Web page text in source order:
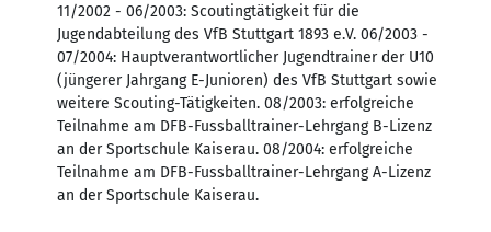
11/2002 - 06/2003: Scoutingtätigkeit für die
Jugendabteilung des VfB Stuttgart 1893 e.V. 06/2003 -
07/2004: Hauptverantwortlicher Jugendtrainer der U10
(jüngerer Jahrgang E-Junioren) des VfB Stuttgart sowie
weitere Scouting-Tätigkeiten. 08/2003: erfolgreiche
Teilnahme am DFB-Fussballtrainer-Lehrgang B-Lizenz
an der Sportschule Kaiserau. 08/2004: erfolgreiche
Teilnahme am DFB-Fussballtrainer-Lehrgang A-Lizenz
an der Sportschule Kaiserau.